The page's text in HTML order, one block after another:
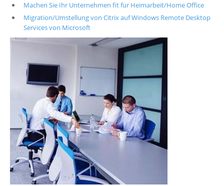
Machen Sie Ihr Unternehmen fit für Heimarbeit/Home Office
Migration/Umstellung von Citrix auf Windows Remote Desktop
Services von Microsoft